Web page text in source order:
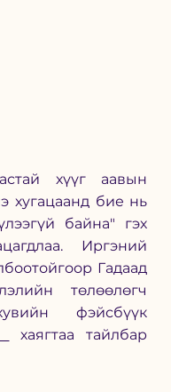
хүүг аавын
хугацаанд бие нь
байна" гэх
Иргэний
Гадаад
төлөөлөгч
фэйсбүүк
хаягтаа тайлбар